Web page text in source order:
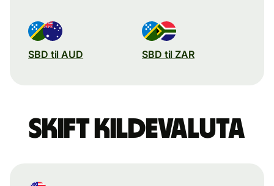
SBD til AUD SBD til ZAR
Skift kildevaluta